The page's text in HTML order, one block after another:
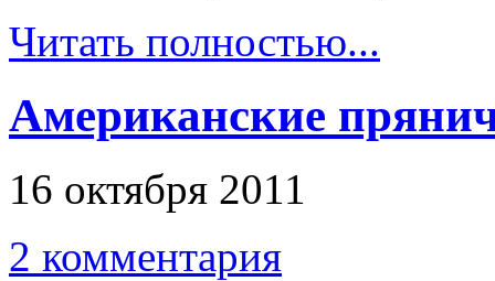
Читать полностью...
Американские
16 октября 2011
2 комментария